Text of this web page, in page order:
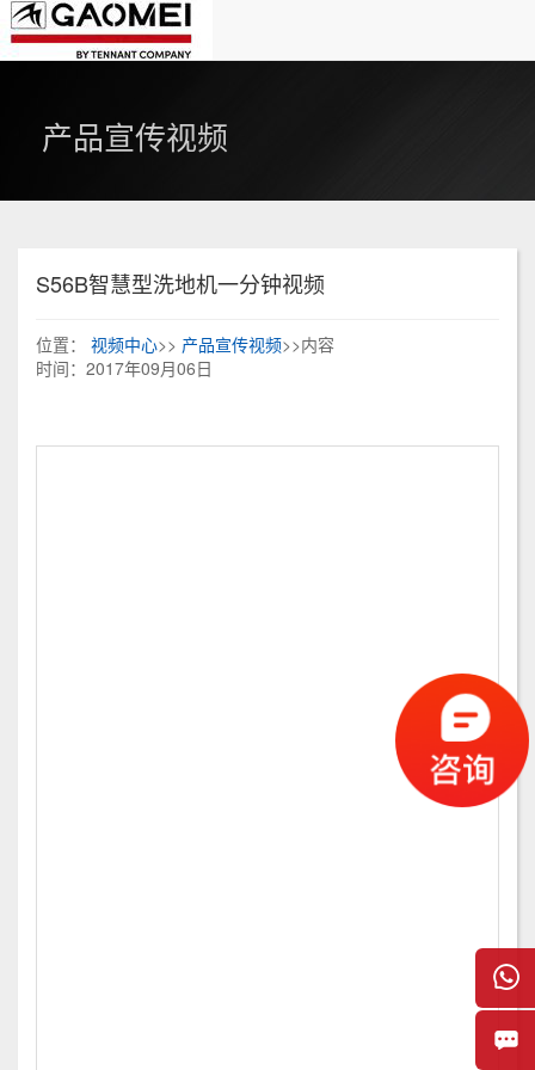
产品宣传视频
S56B智慧型洗地机一分钟视频
位置： 视频中心>> 产品宣传视频>>内容
时间：2017年09月06日